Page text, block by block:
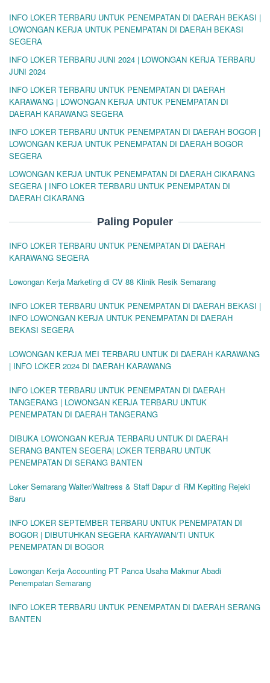
INFO LOKER TERBARU UNTUK PENEMPATAN DI DAERAH BEKASI |
LOWONGAN KERJA UNTUK PENEMPATAN DI DAERAH BEKASI
SEGERA
INFO LOKER TERBARU JUNI 2024 | LOWONGAN KERJA TERBARU
JUNI 2024
INFO LOKER TERBARU UNTUK PENEMPATAN DI DAERAH
KARAWANG | LOWONGAN KERJA UNTUK PENEMPATAN DI
DAERAH KARAWANG SEGERA
INFO LOKER TERBARU UNTUK PENEMPATAN DI DAERAH BOGOR |
LOWONGAN KERJA UNTUK PENEMPATAN DI DAERAH BOGOR
SEGERA
LOWONGAN KERJA UNTUK PENEMPATAN DI DAERAH CIKARANG
SEGERA | INFO LOKER TERBARU UNTUK PENEMPATAN DI
DAERAH CIKARANG
Paling Populer
INFO LOKER TERBARU UNTUK PENEMPATAN DI DAERAH
KARAWANG SEGERA
Lowongan Kerja Marketing di CV 88 Klinik Resik Semarang
INFO LOKER TERBARU UNTUK PENEMPATAN DI DAERAH BEKASI |
INFO LOWONGAN KERJA UNTUK PENEMPATAN DI DAERAH
BEKASI SEGERA
LOWONGAN KERJA MEI TERBARU UNTUK DI DAERAH KARAWANG
| INFO LOKER 2024 DI DAERAH KARAWANG
INFO LOKER TERBARU UNTUK PENEMPATAN DI DAERAH
TANGERANG | LOWONGAN KERJA TERBARU UNTUK
PENEMPATAN DI DAERAH TANGERANG
DIBUKA LOWONGAN KERJA TERBARU UNTUK DI DAERAH
SERANG BANTEN SEGERA| LOKER TERBARU UNTUK
PENEMPATAN DI SERANG BANTEN
Loker Semarang Waiter/Waitress & Staff Dapur di RM Kepiting Rejeki
Baru
INFO LOKER SEPTEMBER TERBARU UNTUK PENEMPATAN DI
BOGOR | DIBUTUHKAN SEGERA KARYAWAN/TI UNTUK
PENEMPATAN DI BOGOR
Lowongan Kerja Accounting PT Panca Usaha Makmur Abadi
Penempatan Semarang
INFO LOKER TERBARU UNTUK PENEMPATAN DI DAERAH SERANG
BANTEN